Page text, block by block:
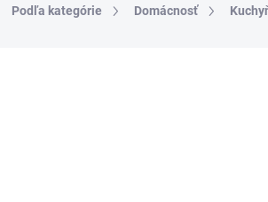
Podľa kategórie Domácnosť